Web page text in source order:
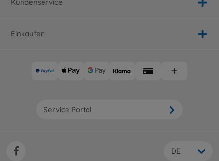
Kundenservice
Einkaufen
Service Portal
DE